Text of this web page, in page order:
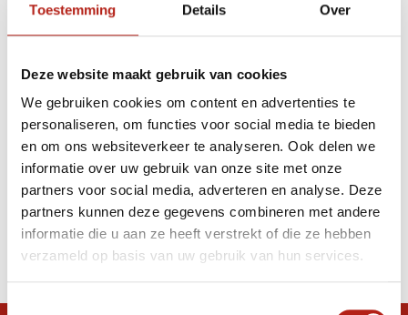
Toestemming Details Over
Deze website maakt gebruik van cookies
We gebruiken cookies om content en advertenties te
personaliseren, om functies voor social media te bieden
en om ons websiteverkeer te analyseren. Ook delen we
informatie over uw gebruik van onze site met onze
partners voor social media, adverteren en analyse. Deze
partners kunnen deze gegevens combineren met andere
informatie die u aan ze heeft verstrekt of die ze hebben
verzameld op basis van uw gebruik van hun services.
Toestemmingsselectie
Apply filters
Producten getagd met
Adidas Thai en
Kickboksshort
Producten
Filter